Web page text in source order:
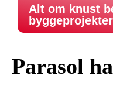
Alt om knust
byggeprojekter
Parasol